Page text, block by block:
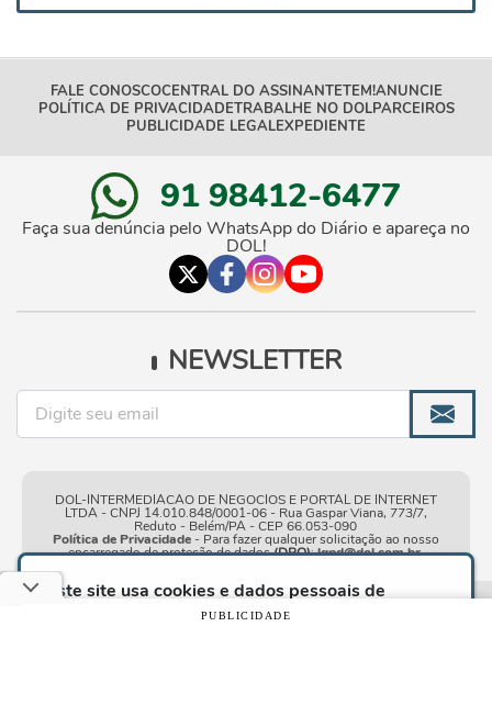
Este site usa cookies e dados pessoais de
acordo com os nossosTermos de Uso e Política
e, ao continuar navegando neste
FALE CONOSCOCENTRAL DO ASSINANTETEM!ANUNCIE
POLÍTICA DE PRIVACIDADETRABALHE NO DOLPARCEIROS
PUBLICIDADE LEGALEXPEDIENTE
91 98412-6477
Faça sua denúncia pelo WhatsApp do Diário e apareça no
DOL!
NEWSLETTER
DOL-INTERMEDIACAO DE NEGOCIOS E PORTAL DE INTERNET
LTDA - CNPJ 14.010.848/0001-06 - Rua Gaspar Viana, 773/7,
Reduto - Belém/PA - CEP 66.053-090
Política de Privacidade- Para fazer qualquer solicitação ao nosso
encarregado de proteção de dados(DPO):lgpd@dol.com.br.
| © Copyright 2010-2026 DOL - Diário
PUBLICIDADE